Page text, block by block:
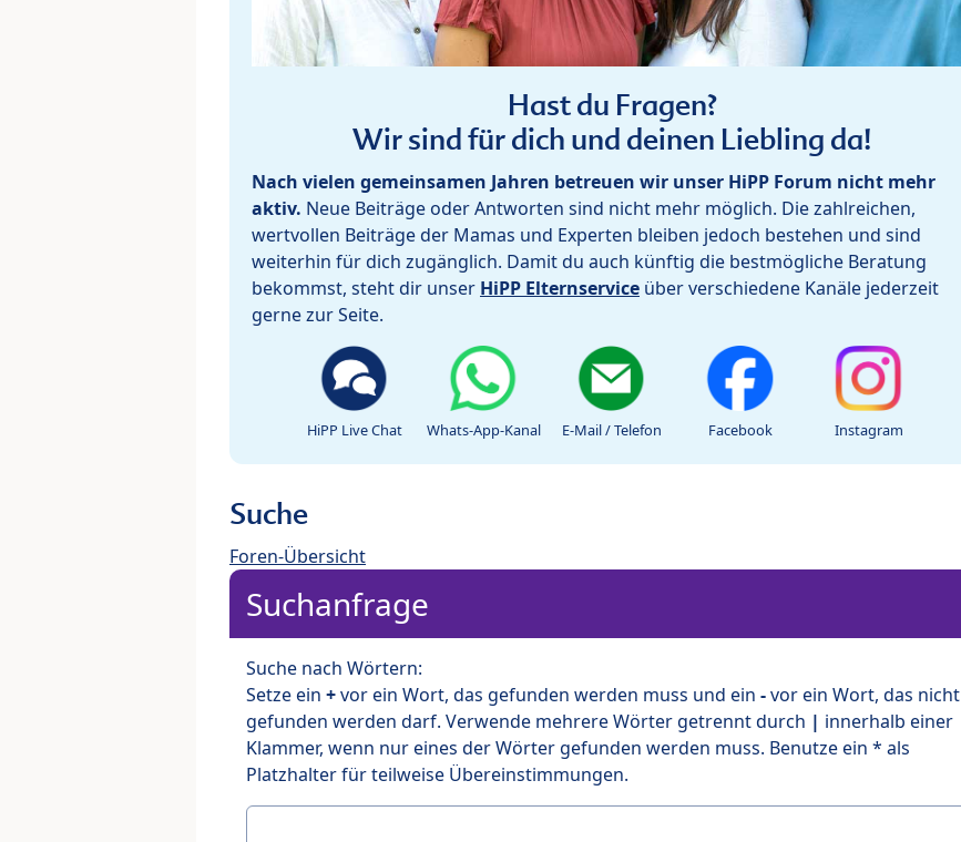
Hast du Fragen?
Wir sind für dich und deinen Liebling da!
Nach vielen gemeinsamen Jahren betreuen wir unser HiPP Forum nicht mehr
aktiv. Neue Beiträge oder Antworten sind nicht mehr möglich. Die zahlreichen,
wertvollen Beiträge der Mamas und Experten bleiben jedoch bestehen und sind
weiterhin für dich zugänglich. Damit du auch künftig die bestmögliche Beratung
bekommst, steht dir unser HiPP Elternservice über verschiedene Kanäle jederzeit
gerne zur Seite.
HiPP Live Chat Whats-App-Kanal E-Mail / Telefon Facebook Instagram
Suche
Foren-Übersicht
Suchanfrage
Suche nach Wörtern:
Setze ein +vor ein Wort, das gefunden werden muss und ein -vor ein Wort, das nicht
gefunden werden darf. Verwende mehrere Wörter getrennt durch | innerhalb einer
Klammer, wenn nur eines der Wörter gefunden werden muss. Benutze ein * als
Platzhalter für teilweise Übereinstimmungen.